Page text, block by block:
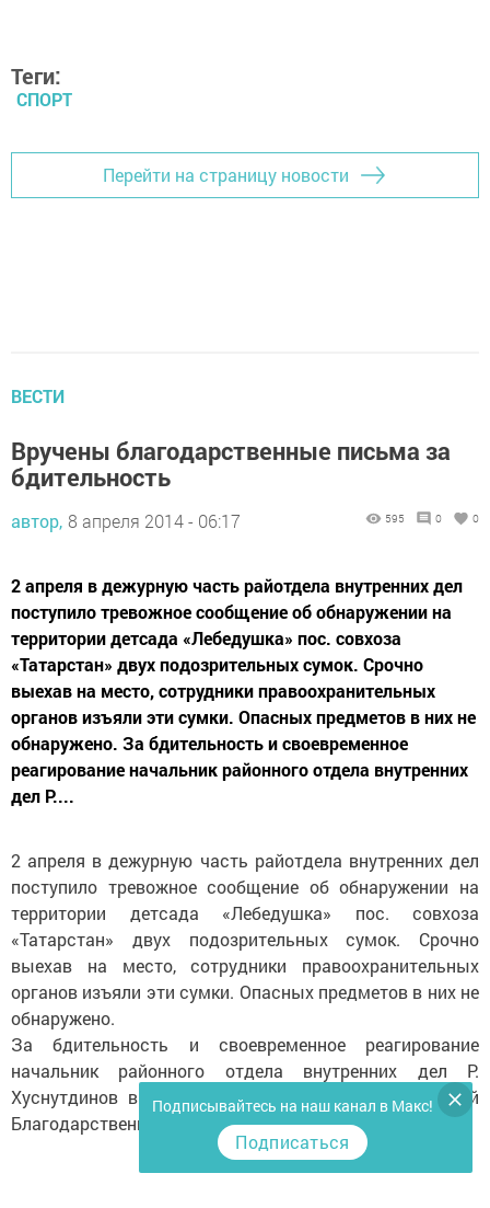
Теги:
СПОРТ
Перейти на страницу новости
ВЕСТИ
Вручены благодарственные письма за
бдительность
автор, 8 апреля 2014 - 06:17 595 0 0
2 апреля в дежурную часть райотдела внутренних дел
поступило тревожное сообщение об обнаружении на
территории детсада «Лебедушка» пос. совхоза
«Татарстан» двух подозрительных сумок. Срочно
выехав на место, сотрудники правоохранительных
органов изъяли эти сумки. Опасных предметов в них не
обнаружено. За бдительность и своевременное
реагирование начальник районного отдела внутренних
дел Р....
2 апреля в дежурную часть райотдела внутренних дел
поступило тревожное сообщение об обнаружении на
территории детсада «Лебедушка» пос. совхоза
«Татарстан» двух подозрительных сумок. Срочно
выехав на место, сотрудники правоохранительных
органов изъяли эти сумки. Опасных предметов в них не
обнаружено.
За бдительность и своевременное реагирование
начальник районного отдела внутренних дел Р.
Хуснутдинов вручил А. Мамаеву и Л. Хурматуллиной
Благодарственные письма.
Подписывайтесь на наш канал в Макс!
Подписаться